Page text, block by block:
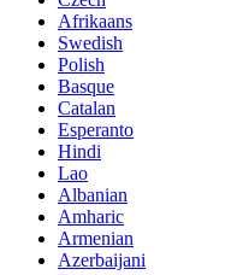
Afrikaans
Swedish
Polish
Basque
Catalan
Esperanto
Hindi
Lao
Albanian
Amharic
Armenian
Azerbaijani